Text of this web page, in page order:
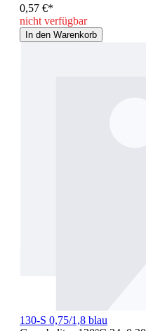
0,57 €*
nicht verfügbar
In den Warenkorb
130-S 0,75/1,8 blau